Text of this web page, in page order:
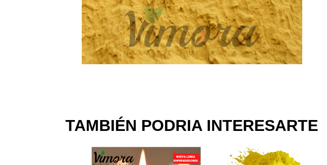
TAMBIÉN PODRIA INTERESARTE